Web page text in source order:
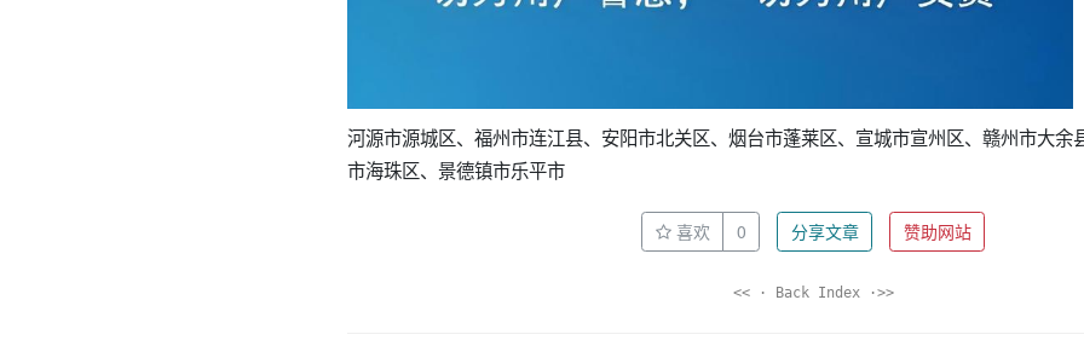
河源市源城区、福州市连江县、安阳市北关区、烟台市蓬莱区、宣城市宣州区、赣州市大余
市海珠区、景德镇市乐平市
喜欢 0 分享文章 赞助网站
<< · Back Index ·>>